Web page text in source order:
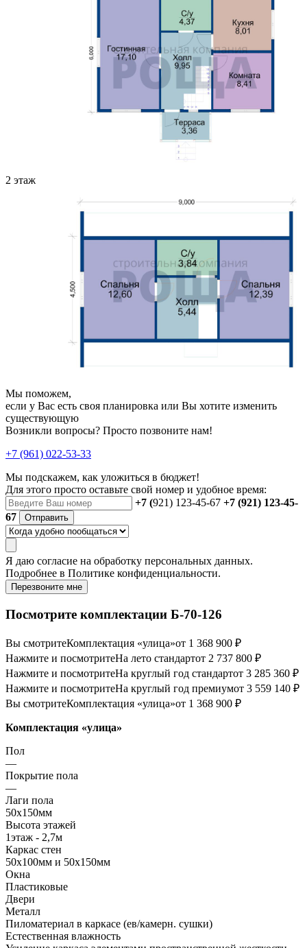
2 этаж
Мы поможем,
если у Вас есть своя планировка или Вы хотите изменить
существующую
Возникли вопросы? Просто позвоните нам!
+7 (961) 022-53-33
Мы подскажем, как уложиться в бюджет!
Для этого просто оставьте свой номер и удобное время:
+7 (921) 123-45-67 +7 (921) 123-45-
67
Отправить
Я даю согласие на обработку персональных данных.
Подробнее в Политике конфиденциальности.
Перезвоните мне
Посмотрите комплектации Б-70-126
Вы смотритеКомплектация «улица»от 1 368 900 ₽
Нажмите и посмотритеНа лето стандартот 2 737 800 ₽
Нажмите и посмотритеНа круглый год стандартот 3 285 360 ₽
Нажмите и посмотритеНа круглый год премиумот 3 559 140 ₽
Вы смотритеКомплектация «улица»от 1 368 900 ₽
Комплектация «улица»
Пол
—
Покрытие пола
—
Лаги пола
50х150мм
Высота этажей
1этаж - 2,7м
Каркас стен
50х100мм и 50х150мм
Окна
Пластиковые
Двери
Металл
Пиломатериал в каркасе (ев/камерн. сушки)
Естественная влажность